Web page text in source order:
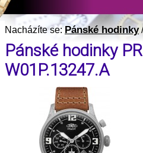
Nacházíte se:Pánské hodinky
Pánské hodinky
W01P.13247.A